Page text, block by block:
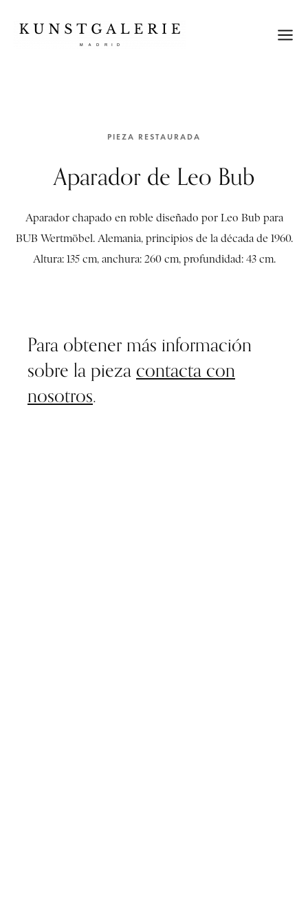
PIEZA RESTAURADA
Aparador de Leo Bub
Aparador chapado en roble diseñado por Leo Bub para
BUB Wertmöbel. Alemania, principios de la década de 1960.
Altura: 135 cm, anchura: 260 cm, profundidad: 43 cm.
Para obtener más información
sobre la pieza contacta con
nosotros.